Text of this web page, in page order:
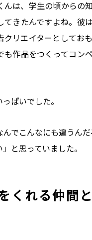
んは、学生の頃からの
きたんですよね。彼
クリエイターとしてお
も作品をつくってコン
ぱいでした。
でこんなにも違うん
と思っていました。
くれる仲間